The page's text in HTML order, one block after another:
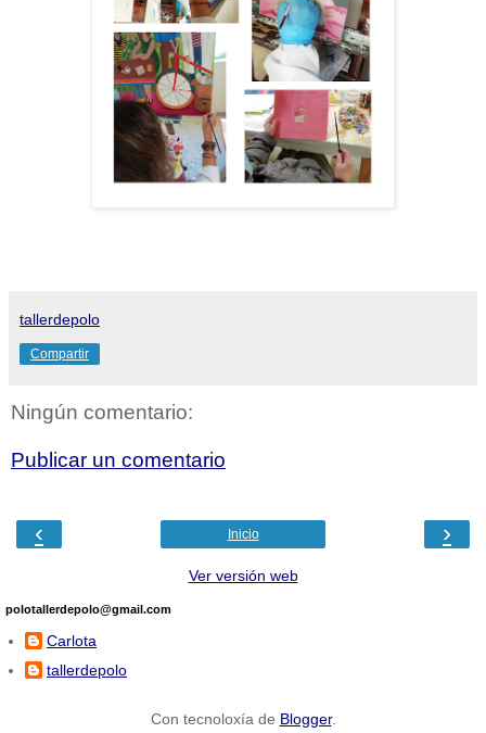
tallerdepolo
Compartir
Ningún comentario:
Publicar un comentario
‹ ›
Inicio
Ver versión web
polotallerdepolo@gmail.com
Carlota
tallerdepolo
Con tecnoloxía de Blogger.